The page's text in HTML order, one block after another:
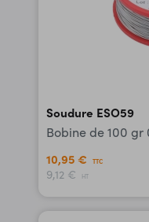
Soudure ESO59
Bobine de 100 gr
10,95 €
TTC
9,12 € HT